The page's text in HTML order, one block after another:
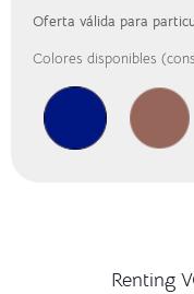
Oferta válida para
Colores disponibles
Renting